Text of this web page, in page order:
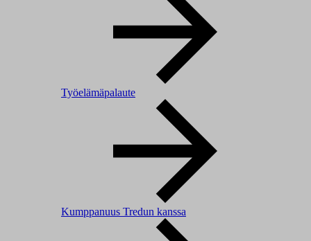
Työelämäpalaute
Kumppanuus Tredun kanssa